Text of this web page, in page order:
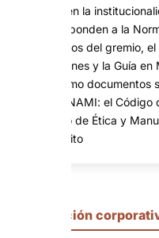
resumen la
Corresponden a la
Estatutos del gremio,
Elecciones y la Guía
Asimismo
de SONAMI: el
Código de Ética y
del Delito
Regulación